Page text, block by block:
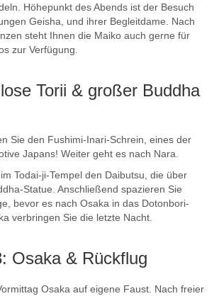
Höhepunkt des Abends ist der Besuch
Geisha, und ihrer Begleitdame. Nach
steht Ihnen die Maiko auch gerne für
zur Verfügung.
Torii & großer Buddha
Sie den Fushimi-Inari-Schrein, eines der
Japans! Weiter geht es nach Nara.
Todai-ji-Tempel den Daibutsu, die über
Statue. Anschließend spazieren Sie
bevor es nach Osaka in das Dotonbori-
verbringen Sie die letzte Nacht.
Osaka & Rückflug
Osaka auf eigene Faust. Nach freier